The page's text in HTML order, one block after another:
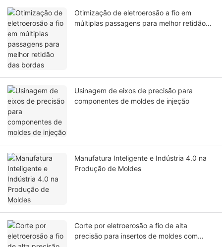
Otimização de eletroerosão a fio em
múltiplas passagens para melhor retidão
Usinagem de eixos de precisão para
componentes de moldes de injeção
Manufatura Inteligente e Indústria 4.0 na
Produção de Moldes
Corte por eletroerosão a fio de alta
precisão para insertos de moldes com